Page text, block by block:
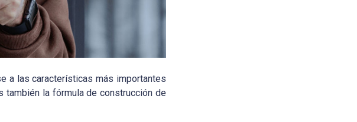
a las características más importantes
también la fórmula de construcción de